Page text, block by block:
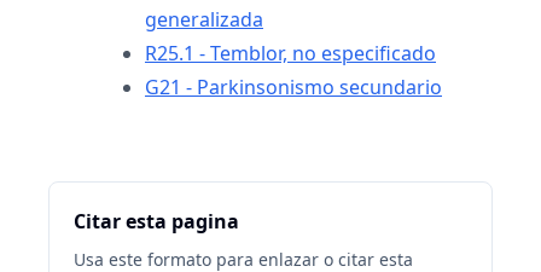
generalizada
R25.1 - Temblor, no especificado
G21 - Parkinsonismo secundario
Citar esta pagina
Usa este formato para enlazar o citar esta